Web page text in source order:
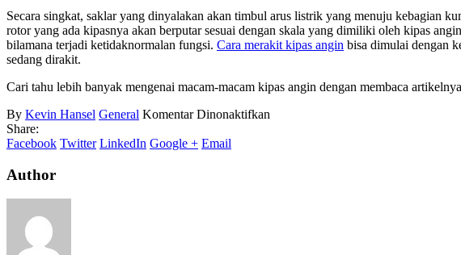
Secara singkat, saklar yang dinyalakan akan timbul arus listrik yang menuju kebagian
rotor yang ada kipasnya akan berputar sesuai dengan skala yang dimiliki oleh kipas
bilamana terjadi ketidaknormalan fungsi. Cara merakit kipas angin bisa dimulai dengan
sedang dirakit.
Cari tahu lebih banyak mengenai macam-macam kipas angin dengan membaca artikelnya
By Kevin Hansel General Komentar Dinonaktifkan
Share:
Facebook Twitter LinkedIn Google + Email
Author